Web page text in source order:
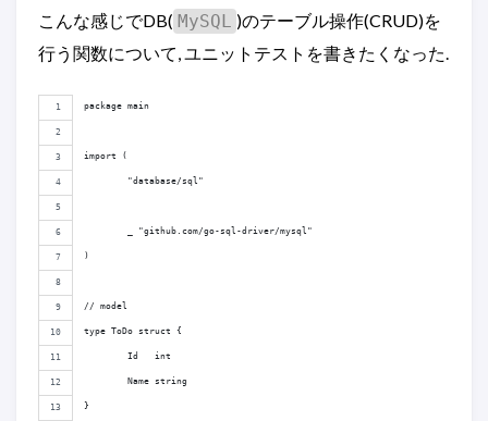
こんな感じでDB( MySQL )のテーブル操作(CRUD)を
行う関数について, ユニットテストを書きたくなった.
package main
import (
	"database/sql"
	_ "github.com/go-sql-driver/mysql"
)
// model
type ToDo struct {
	Id   int
	Name string
}